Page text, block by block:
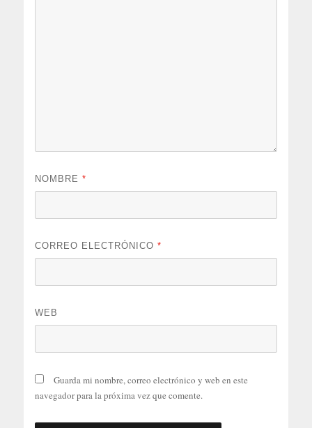
NOMBRE*
CORREO ELECTRÓNICO*
WEB
Guarda mi nombre, correo electrónico y web en este
navegador para la próxima vez que comente.